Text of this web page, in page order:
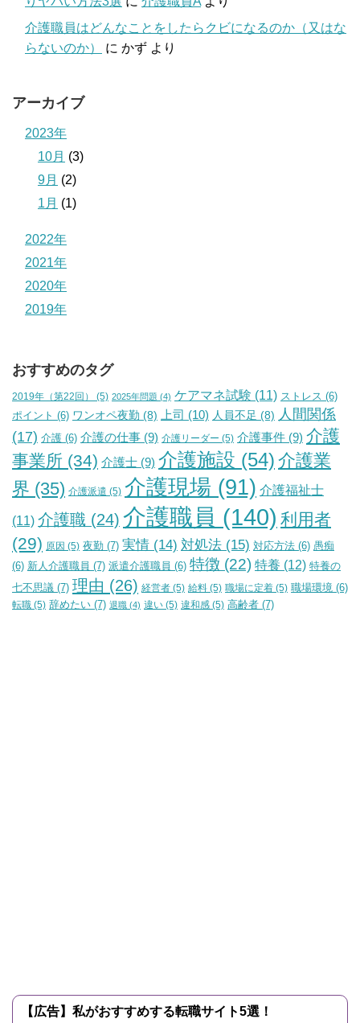
介護職員はどんなことをしたらクビになるのか（又はな
らないのか）
に かず より
アーカイブ
2023年
10月 (3)
9月 (2)
1月 (1)
2022年
2021年
2020年
2019年
おすすめのタグ
2019年（第22回） (5) 2025年問題 (4) ケアマネ試験 (11) ストレス (6)
ポイント (6) ワンオペ夜勤 (8) 上司 (10) 人員不足 (8) 人間関係
(17) 介護 (6) 介護の仕事 (9) 介護リーダー (5) 介護事件 (9) 介護
事業所 (34) 介護士 (9) 介護施設 (54) 介護業
界 (35) 介護派遣 (5) 介護現場 (91) 介護福祉士
(11) 介護職 (24) 介護職員 (140) 利用者
(29) 原因 (5) 夜勤 (7) 実情 (14) 対処法 (15) 対応方法 (6) 愚痴
(6) 新人介護職員 (7) 派遣介護職員 (6) 特徴 (22) 特養 (12) 特養の
七不思議 (7) 理由 (26) 経営者 (5) 給料 (5) 職場に定着 (5) 職場環境 (6)
転職 (5) 辞めたい (7) 退職 (4) 違い (5) 違和感 (5) 高齢者 (7)
【広告】私がおすすめする転職サイト5選！